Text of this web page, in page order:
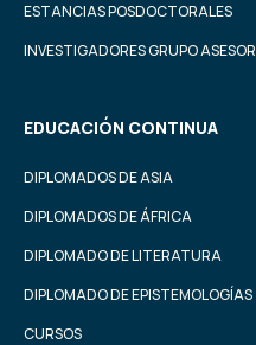
ESTANCIAS POSDOCTORALES
INVESTIGADORES GRUPO ASESOR
EDUCACIÓN CONTINUA
DIPLOMADOS DE ASIA
DIPLOMADOS DE ÁFRICA
DIPLOMADO DE LITERATURA
DIPLOMADO DE EPISTEMOLOGÍAS
CURSOS